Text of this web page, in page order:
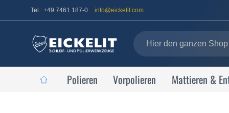
Tel.: +49 7461 187-0 info@eickelit.com
Polieren Vorpolieren Mattieren &